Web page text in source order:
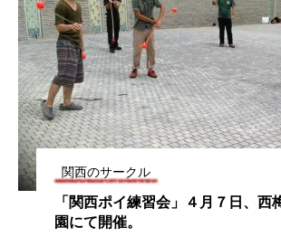
関西のサークル
「関西ポイ練習会」４月７日、西
園にて開催。